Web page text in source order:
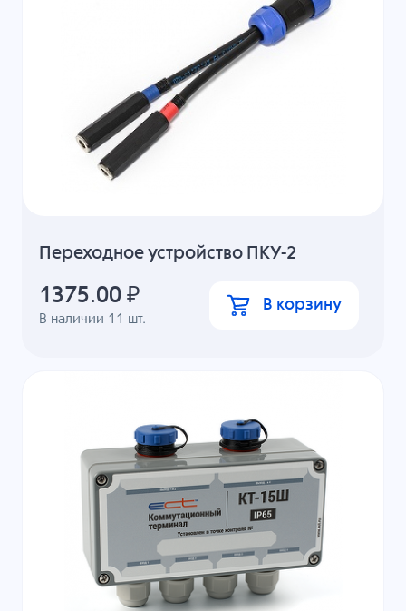
Переходное устройство ПКУ-2
В наличии 11 шт.
1375.00 ₽ В корзину